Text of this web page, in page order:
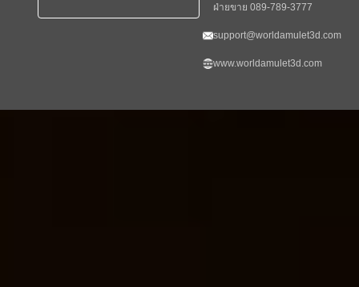
ฝ่ายขาย 089-789-3777
support@worldamulet3d.com
www.worldamulet3d.com